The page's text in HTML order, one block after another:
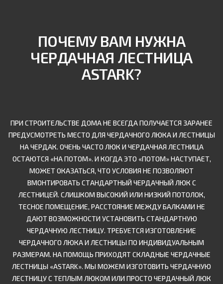
ПОЧЕМУ ВАМ НУЖНА
ЧЕРДАЧНАЯ ЛЕСТНИЦА
ASTARK?
ПРИ СТРОИТЕЛЬСТВЕ ДОМА НЕ ВСЕГДА ПОЛУЧАЕТСЯ ЗАРАНЕЕ
ПРЕДУСМОТРЕТЬ МЕСТО ДЛЯ ЧЕРДАЧНОГО ЛЮКА И ЛЕСТНИЦЫ
НА ЧЕРДАК. ОЧЕНЬ ЧАСТО ЛЮК И ЧЕРДАЧНАЯ ЛЕСТНИЦА
ОСТАЮТСЯ «НА ПОТОМ». И КОГДА ЭТО «ПОТОМ» НАСТУПАЕТ,
МОЖЕТ ОКАЗАТЬСЯ, ЧТО УСЛОВИЯ НЕ ПОЗВОЛЯЮТ
ВМОНТИРОВАТЬ СТАНДАРТНЫЙ ЧЕРДАЧНЫЙ ЛЮК С
ЛЕСТНИЦЕЙ. СЛИШКОМ ВЫСОКИЙ ИЛИ НИЗКИЙ ПОТОЛОК,
ТЕСНОЕ ПОМЕЩЕНИЕ, РАССТОЯНИЕ МЕЖДУ БАЛКАМИ НЕ
ДАЮТ ВОЗМОЖНОСТИ УСТАНОВИТЬ СТАНДАРТНУЮ
ЧЕРДАЧНУЮ ЛЕСТНИЦУ. ТРЕБУЕТСЯ ИЗГОТОВЛЕНИЕ
ЧЕРДАЧНОГО ЛЮКА И ЛЕСТНИЦЫ ПО ИНДИВИДУАЛЬНЫМ
РАЗМЕРАМ. НА ПОМОЩЬ ПРИХОДЯТ СКЛАДНЫЕ ЧЕРДАЧНЫЕ
ЛЕСТНИЦЫ «ASTARK». МЫ МОЖЕМ ИЗГОТОВИТЬ ЧЕРДАЧНУЮ
ЛЕСТНИЦУ С ТЕПЛЫМ ЛЮКОМ ИЛИ ПРОСТО ЧЕРДАЧНЫЙ ЛЮК